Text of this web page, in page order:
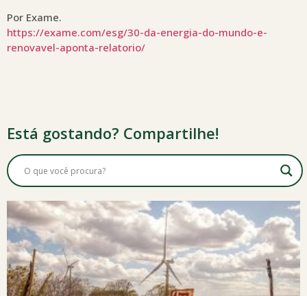
Por Exame.
https://exame.com/esg/30-da-energia-do-mundo-e-
renovavel-aponta-relatorio/
Está gostando? Compartilhe!